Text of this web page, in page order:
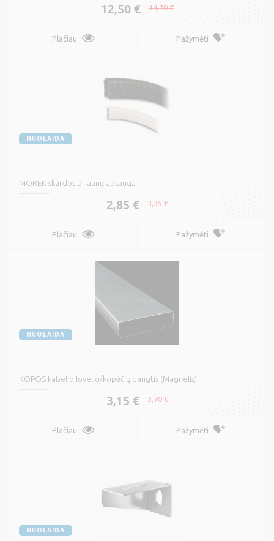
12,50 € 14,70 €
Plačiau Pažymėti
NUOLAIDA
MOREK skardos briaunų apsauga
2,85 € 3,35 €
Plačiau Pažymėti
NUOLAIDA
KOPOS kabelio lovelio/kopėčių dangtis (Magnelis)
3,15 € 3,70 €
Plačiau Pažymėti
NUOLAIDA